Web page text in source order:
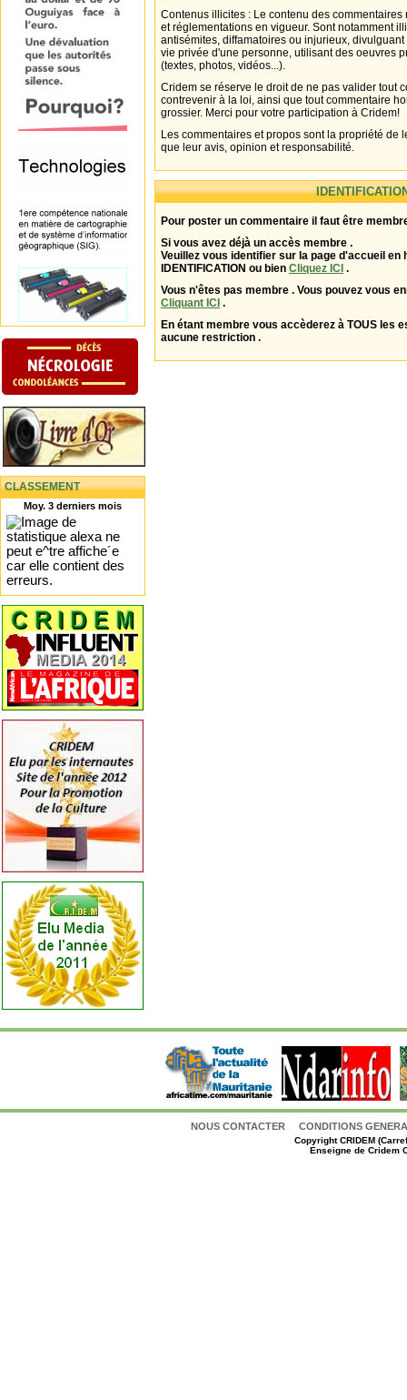
CLASSEMENT
Moy. 3 derniers mois
Contenus illicites : Le contenu des
et réglementations en vigueur. Sont notamment
antisémites, diffamatoires ou injurieux,
vie privée d'une personne, utilisant des oeuvres
(textes, photos, vidéos...).
Cridem se réserve le droit de ne pas valider tout
contrevenir à la loi, ainsi que tout commentaire
grossier. Merci pour votre participation à Cridem!
Les commentaires et propos sont la propriété de
que leur avis, opinion et responsabilité.
Pour poster un commentaire il faut être
Si vous avez déjà un accès membre .
Veuillez vous identifier sur la page d'accueil en
IDENTIFICATION ou bien Cliquez ICI .
Vous n'êtes pas membre . Vous pouvez vous
Cliquant ICI .
En étant membre vous accèderez à TOUS les
aucune restriction .
NOUS CONTACTER CONDITIONS
CopyrightCRIDEM
Enseigne de Cridem